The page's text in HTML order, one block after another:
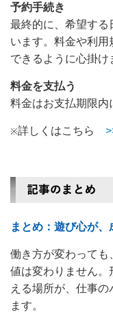
予約手続き
最終的に、希望する
います。料金や利
できるように心掛け
料金を支払う
料金はお支払期限内
※詳しくはこちら
まとめ：遊び心が
働き方が変わっても
値は変わりません。
える場所が、仕事
ます。